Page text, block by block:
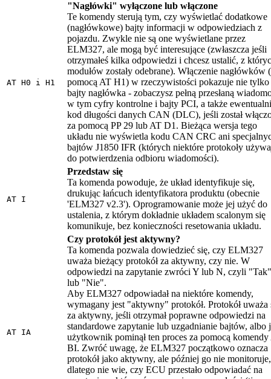
AT H0 i H1
"Nagłówki" wyłączone lub włączone
Te komendy sterują tym, czy wyświetlać dodatkowe
(nagłówkowe) bajty informacji w odpowiedziach z
pojazdu. Zwykle nie są one wyświetlane przez
ELM327, ale mogą być interesujące (zwłaszcza jeśli
otrzymałeś kilka odpowiedzi i chcesz ustalić, z
modułów zostały odebrane). Włączenie nagłówków
pomocą AT H1) w rzeczywistości pokazuje nie tylko
bajty nagłówka - zobaczysz pełną przesłaną
w tym cyfry kontrolne i bajty PCI, a także
kod długości danych CAN (DLC), jeśli został
za pomocą PP 29 lub AT D1. Bieżąca wersja tego
układu nie wyświetla kodu CAN CRC ani
bajtów J1850 IFR (których niektóre protokoły
do potwierdzenia odbioru wiadomości).
AT I
Przedstaw się
Ta komenda powoduje, że układ identyfikuje się,
drukując łańcuch identyfikatora produktu (obecnie
'ELM327 v2.3'). Oprogramowanie może jej użyć do
ustalenia, z którym dokładnie układem scalonym się
komunikuje, bez konieczności resetowania układu.
AT IA
Czy protokół jest aktywny?
Ta komenda pozwala dowiedzieć się, czy ELM327
uważa bieżący protokół za aktywny, czy nie. W
odpowiedzi na zapytanie zwróci Y lub N, czyli "Tak"
lub "Nie".
Aby ELM327 odpowiadał na niektóre komendy,
wymagany jest "aktywny" protokół. Protokół uważa
za aktywny, jeśli otrzymał poprawne odpowiedzi na
standardowe zapytanie lub uzgadnianie bajtów, albo
użytkownik pominął ten proces za pomocą komendy
BI. Zwróć uwagę, że ELM327 początkowo oznacza
protokół jako aktywny, ale później go nie monitoruje,
dlatego nie wie, czy ECU przestało odpowiadać na